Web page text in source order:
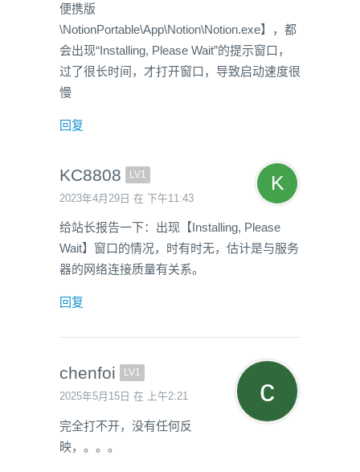
便携版
\NotionPortable\App\Notion\Notion.exe】，都
会出现“Installing, Please Wait”的提示窗口，
过了很长时间，才打开窗口，导致启动速度很
慢
回复
KC8808 LV1
2023年4月29日 在 下午11:43
给站长报告一下：出现【Installing, Please
Wait】窗口的情况，时有时无，估计是与服务
器的网络连接质量有关系。
回复
chenfoi LV1
2025年5月15日 在 上午2:21
完全打不开，没有任何反
映，。。。